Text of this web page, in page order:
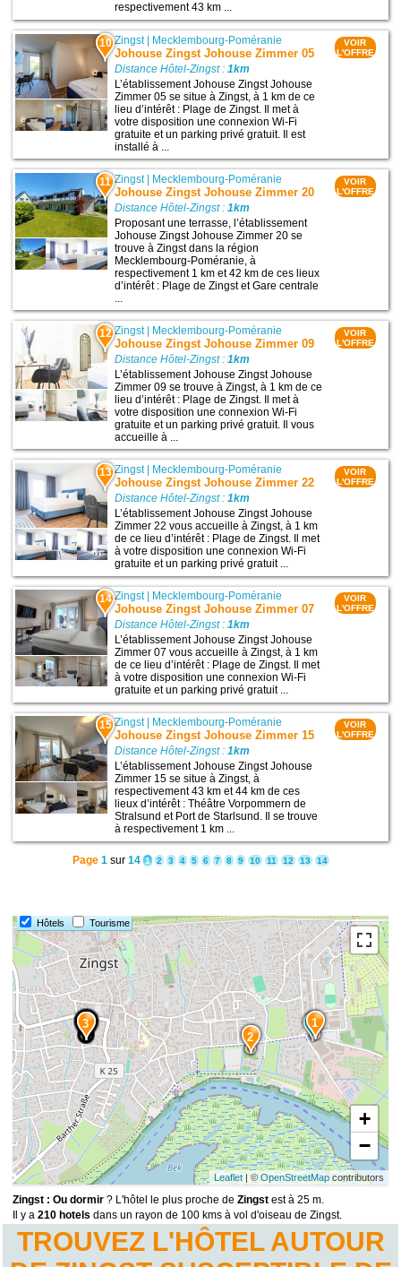
respectivement 43 km ...
10 Zingst| Mecklembourg-Poméranie
Johouse Zingst Johouse Zimmer 05
Distance Hôtel-Zingst :1km
L’établissement Johouse Zingst Johouse
Zimmer 05 se situe à Zingst, à 1 km de ce
lieu d’intérêt : Plage de Zingst. Il met à
votre disposition une connexion Wi-Fi
gratuite et un parking privé gratuit. Il est
installé à ...
VOIR
L'OFFRE
11 Zingst| Mecklembourg-Poméranie
Johouse Zingst Johouse Zimmer 20
Distance Hôtel-Zingst :1km
Proposant une terrasse, l’établissement
Johouse Zingst Johouse Zimmer 20 se
trouve à Zingst dans la région
Mecklembourg-Poméranie, à
respectivement 1 km et 42 km de ces lieux
d’intérêt : Plage de Zingst et Gare centrale
VOIR
L'OFFRE
12 Zingst| Mecklembourg-Poméranie
Johouse Zingst Johouse Zimmer 09
Distance Hôtel-Zingst :1km
L’établissement Johouse Zingst Johouse
Zimmer 09 se trouve à Zingst, à 1 km de ce
lieu d’intérêt : Plage de Zingst. Il met à
votre disposition une connexion Wi-Fi
gratuite et un parking privé gratuit. Il vous
accueille à ...
VOIR
L'OFFRE
13 Zingst| Mecklembourg-Poméranie
Johouse Zingst Johouse Zimmer 22
Distance Hôtel-Zingst :1km
L’établissement Johouse Zingst Johouse
Zimmer 22 vous accueille à Zingst, à 1 km
de ce lieu d’intérêt : Plage de Zingst. Il met
à votre disposition une connexion Wi-Fi
gratuite et un parking privé gratuit ...
VOIR
L'OFFRE
14 Zingst| Mecklembourg-Poméranie
Johouse Zingst Johouse Zimmer 07
Distance Hôtel-Zingst :1km
L’établissement Johouse Zingst Johouse
Zimmer 07 vous accueille à Zingst, à 1 km
de ce lieu d’intérêt : Plage de Zingst. Il met
à votre disposition une connexion Wi-Fi
gratuite et un parking privé gratuit ...
VOIR
L'OFFRE
15 Zingst| Mecklembourg-Poméranie
Johouse Zingst Johouse Zimmer 15
Distance Hôtel-Zingst :1km
L’établissement Johouse Zingst Johouse
Zimmer 15 se situe à Zingst, à
respectivement 43 km et 44 km de ces
lieux d’intérêt : Théâtre Vorpommern de
Stralsund et Port de Starlsund. Il se trouve
à respectivement 1 km ...
VOIR
L'OFFRE
Page 1sur 14 1 2 3 4 5 6 7 8 9 10 11 12 13 14
Hôtels Tourisme
15
14
13
12
11
10
9
8
7
6
5
4
3
2
1
+
−
Leaflet| ©OpenStreetMapcontributors
Zingst : Ou dormir ? L'hôtel le plus proche deZingst est à 25 m.
Il y a210 hotels dans un rayon de 100 kms à vol d'oiseau de Zingst.
TROUVEZ L'HÔTEL AUTOUR